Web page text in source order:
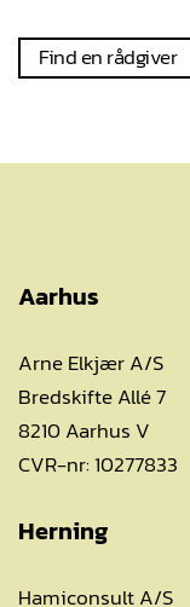
Find en rådgiver
Aarhus
Arne Elkjær A/S
Bredskifte Allé 7
8210 Aarhus V
CVR-nr: 10277833
Herning
Hamiconsult A/S